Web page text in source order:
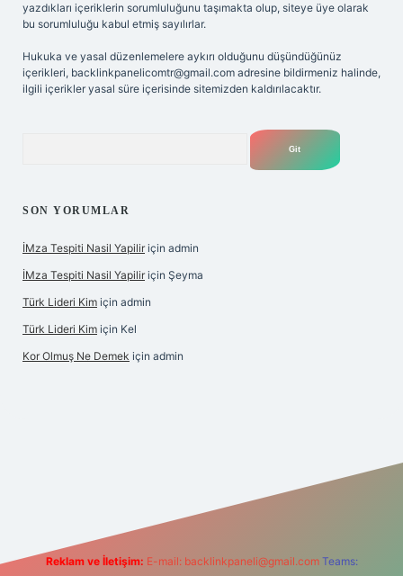
yazdıkları içeriklerin sorumluluğunu taşımakta olup, siteye üye olarak
bu sorumluluğu kabul etmiş sayılırlar.
Hukuka ve yasal düzenlemelere aykırı olduğunu düşündüğünüz
içerikleri, backlinkpanelicomtr@gmail.com adresine bildirmeniz halinde,
ilgili içerikler yasal süre içerisinde sitemizden kaldırılacaktır.
SON YORUMLAR
İMza Tespiti Nasil Yapilir için admin
İMza Tespiti Nasil Yapilir için Şeyma
Türk Lideri Kim için admin
Türk Lideri Kim için Kel
Kor Olmuş Ne Demek için admin
Reklam ve İletişim: E-mail: backlinkpaneli@gmail.com Teams: